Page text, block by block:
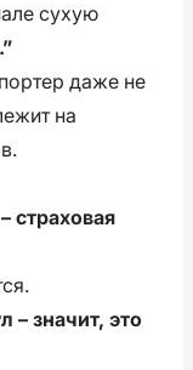
сухую
даже не
на
страховая
– значит, это